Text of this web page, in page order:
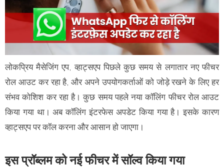
लोकप्रिय मैसेजिंग एप, व्हाट्सएप पिछले कुछ समय से लगातार नए फीचर
रोल आउट कर रहा है, और अपने उपयोगकर्ताओं को जोड़े रखने के लिए हर
संभव कोशिश कर रहा है। कुछ समय पहले नया कॉलिंग फीचर रोल आउट
किया गया था। अब कॉलिंग इंटरफेस अपडेट किया गया है। इसके कारण
व्हाट्सएप पर कॉल करना और आसान हो जाएगा।
इस प्रॉब्लम को नई फीचर में सॉल्व किया गया